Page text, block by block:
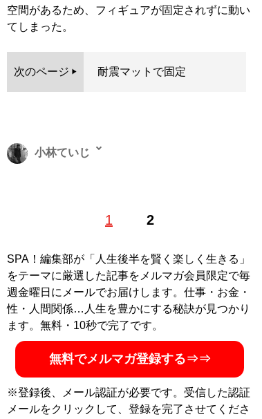
空間があるため、フィギュアが固定されずに動い
てしまった。
次のページ 耐震マットで固定
1 2
小林ていじ
くはTwitterのアカウント @kobayashiteiji
世界散歩」。100均グッズ研究家。
記事一覧へ
SPA！編集部が「人生後半を賢く楽しく生きる」
をテーマに厳選した記事をメルマガ会員限定で毎
週金曜日にメールでお届けします。仕事・お金・
性・人間関係…人生を豊かにする秘訣が見つかり
ます。無料・10秒で完了です。
無料でメルマガ登録する⇒⇒
※登録後、メール認証が必要です。受信した認証
メールをクリックして、登録を完了させてくださ